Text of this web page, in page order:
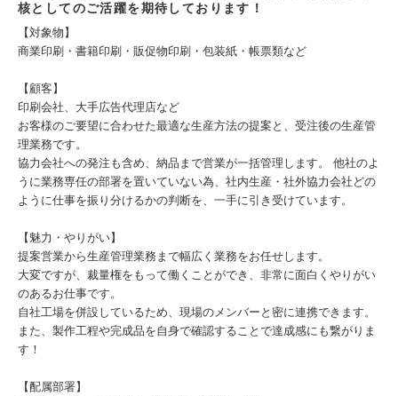
核としてのご活躍を期待しております！
【対象物】
商業印刷・書籍印刷・販促物印刷・包装紙・帳票類など
【顧客】
印刷会社、大手広告代理店など
お客様のご要望に合わせた最適な生産方法の提案と、受注後の生産管
理業務です。
協力会社への発注も含め、納品まで営業が一括管理します。 他社のよ
うに業務専任の部署を置いていない為、社内生産・社外協力会社どの
ように仕事を振り分けるかの判断を、一手に引き受けています。
【魅力・やりがい】
提案営業から生産管理業務まで幅広く業務をお任せします。
大変ですが、裁量権をもって働くことができ、非常に面白くやりがい
のあるお仕事です。
自社工場を併設しているため、現場のメンバーと密に連携できます。
また、製作工程や完成品を自身で確認することで達成感にも繋がりま
す！
【配属部署】